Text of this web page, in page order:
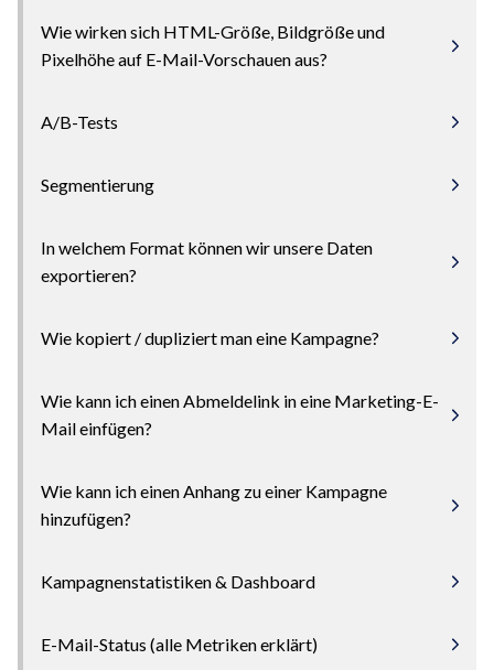
Wie wirken sich HTML-Größe, Bildgröße und
Pixelhöhe auf E-Mail-Vorschauen aus?
A/B-Tests
Segmentierung
In welchem Format können wir unsere Daten
exportieren?
Wie kopiert / dupliziert man eine Kampagne?
Wie kann ich einen Abmeldelink in eine Marketing-E-
Mail einfügen?
Wie kann ich einen Anhang zu einer Kampagne
hinzufügen?
Kampagnenstatistiken & Dashboard
E-Mail-Status (alle Metriken erklärt)